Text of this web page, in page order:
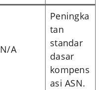
N/A
Peningka
tan
standar
dasar
kompens
asi ASN.